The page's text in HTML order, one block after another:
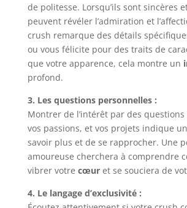
de politesse. Lorsqu’ils sont sincères
peuvent révéler l’admiration et
crush remarque des détails
ou vous félicite pour des traits de
que votre apparence, cela montre un
profond.
3. Les questions personnelles :
Montrer de l’intérêt par des
vos passions, et vos projets indique
savoir plus et de se rapprocher. Une
amoureuse cherchera à comprendre
vibrer votre cœuret se souciera de
4. Le langage d’exclusivité :